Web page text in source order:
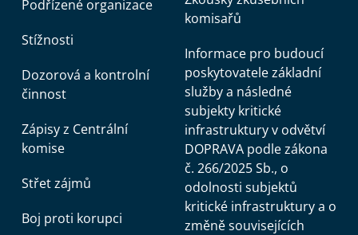
Podřízené organizace
Stížnosti
Dozorová a kontrolní
činnost
Zápisy z Centrální
komise
Střet zájmů
Boj proti korupci
komisařů
Informace pro budoucí
poskytovatele základní
služby a následné
subjekty kritické
infrastruktury v odvětví
DOPRAVA podle zákona
č. 266/2025 Sb., o
odolnosti subjektů
kritické infrastruktury a o
změně souvisejících